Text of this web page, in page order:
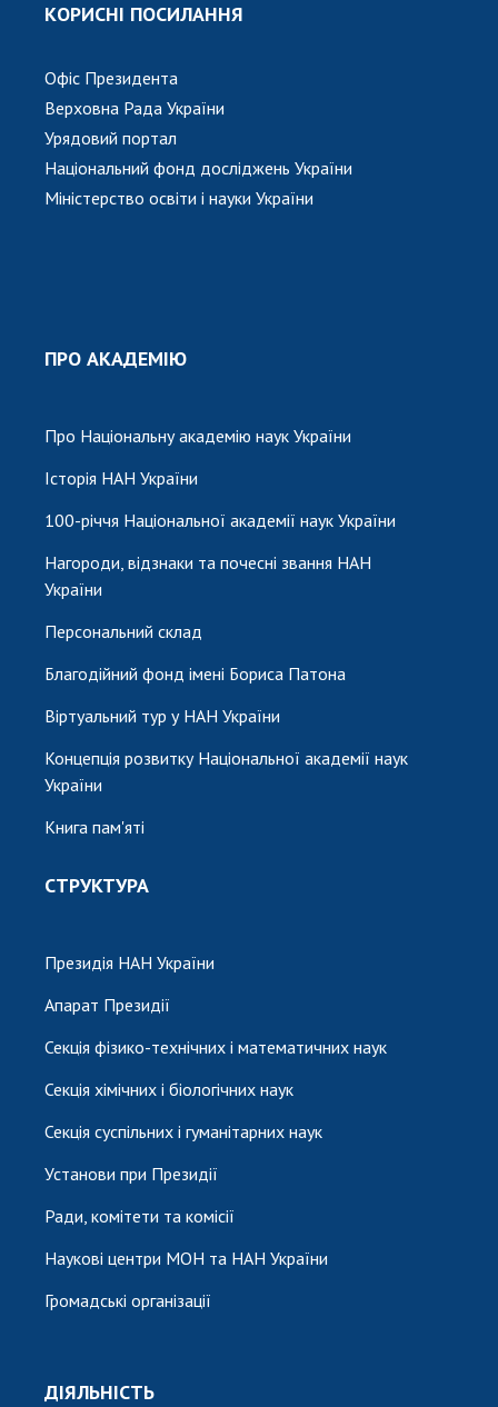
КОРИСНІ ПОСИЛАННЯ
Офіс Президента
Верховна Рада України
Урядовий портал
Національний фонд досліджень України
Міністерство освіти і науки України
ПРО АКАДЕМІЮ
Про Національну академію наук України
Історія НАН України
100-річчя Національної академії наук України
Нагороди, відзнаки та почесні звання НАН
України
Персональний склад
Благодійний фонд імені Бориса Патона
Віртуальний тур у НАН України
Концепція розвитку Національної академії наук
України
Книга пам'яті
СТРУКТУРА
Президія НАН України
Апарат Президії
Секція фізико-технічних і математичних наук
Секція хімічних і біологічних наук
Секція суспільних і гуманітарних наук
Установи при Президії
Ради, комітети та комісії
Наукові центри МОН та НАН України
Громадські організації
ДІЯЛЬНІСТЬ